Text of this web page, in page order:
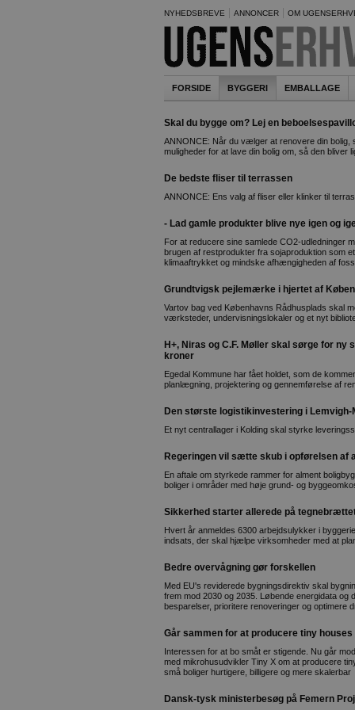
NYHEDSBREVE ANNONCER OM
FORSIDE BYGGERI EMBALLAGE
Skal du bygge om? Lej en
ANNONCE: Når du vælger at renovere din bolig,
muligheder for at lave din bolig om, så den bliver
De bedste fliser til terrassen
ANNONCE: Ens valg af fliser eller klinker til
- Lad gamle produkter blive nye igen og
For at reducere sine samlede CO2-udledninger
brugen af restprodukter fra sojaproduktion som
klimaaftrykket og mindske afhængigheden af
Grundtvigsk pejlemærke i hjertet af
Vartov bag ved Københavns Rådhusplads skal
værksteder, undervisningslokaler og et nyt
H+, Niras og C.F. Møller skal sørge for ny
kroner
Egedal Kommune har fået holdet, som de
planlægning, projektering og gennemførelse af
Den største logistikinvestering i
Et nyt centrallager i Kolding skal styrke
Regeringen vil sætte skub i opførelsen af
En aftale om styrkede rammer for alment
boliger i områder med høje grund- og
Sikkerhed starter allerede på
Hvert år anmeldes 6300 arbejdsulykker i
indsats, der skal hjælpe virksomheder med at
Bedre overvågning gør forskellen
Med EU's reviderede bygningsdirektiv skal
frem mod 2030 og 2035. Løbende energidata og
besparelser, prioritere renoveringer og optimere
Går sammen for at producere tiny
Interessen for at bo småt er stigende. Nu går
med mikrohusudvikler Tiny X om at producere
små boliger hurtigere, billigere og mere skalerbar
Dansk-tysk ministerbesøg på Femern